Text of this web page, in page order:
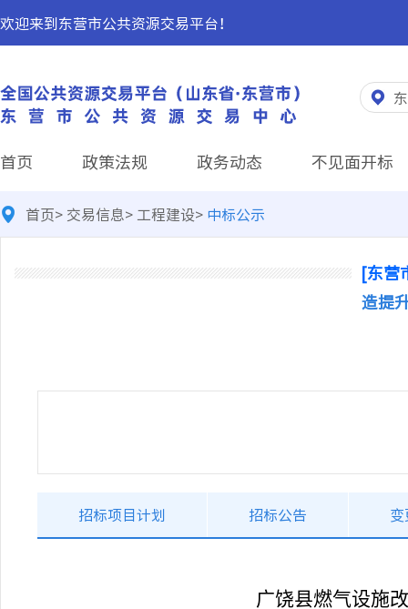
欢迎来到东营市公共资源交易平台！
首页 政策法规 政务动态 不见面开标
首页> 交易信息> 工程建设> 中标公示
[东营
造提
招标项目计划 招标公告
广饶县燃气设施